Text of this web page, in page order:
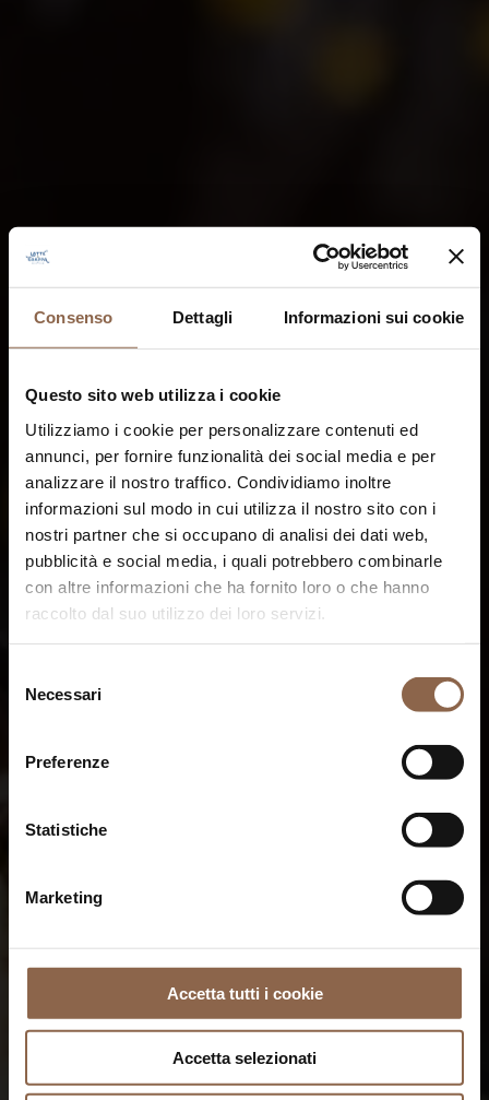
Consenso Dettagli Informazioni sui cookie
Questo sito web utilizza i cookie
Utilizziamo i cookie per personalizzare contenuti ed
annunci, per fornire funzionalità dei social media e per
analizzare il nostro traffico. Condividiamo inoltre
informazioni sul modo in cui utilizza il nostro sito con i
nostri partner che si occupano di analisi dei dati web,
pubblicità e social media, i quali potrebbero combinarle
con altre informazioni che ha fornito loro o che hanno
raccolto dal suo utilizzo dei loro servizi.
delNecessari
Preferenze
Statistiche
Marketing
Accetta tutti i cookie
Accetta selezionati